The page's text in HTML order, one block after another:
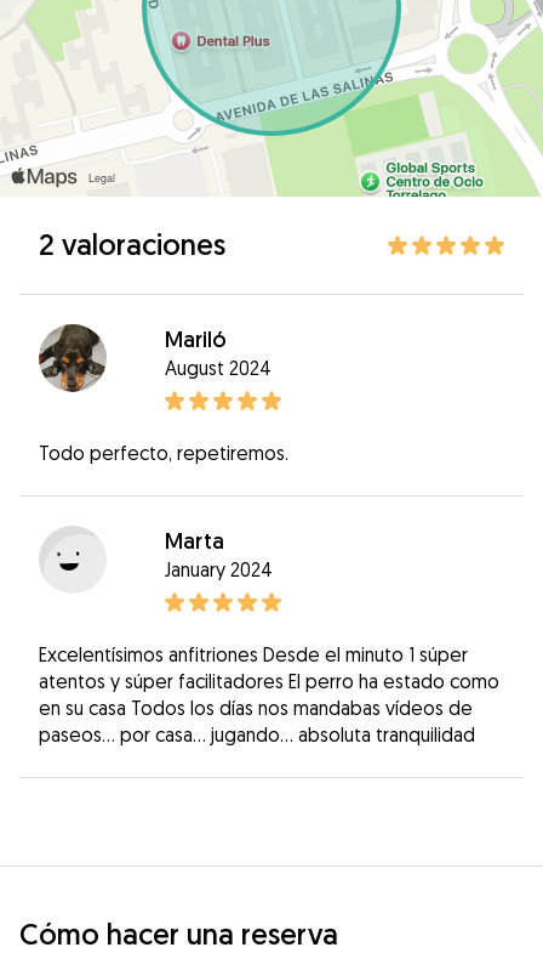
2 valoraciones
Mariló
August 2024
Todo perfecto, repetiremos.
Marta
January 2024
Excelentísimos anfitriones Desde el minuto 1 súper
atentos y súper facilitadores El perro ha estado como
en su casa Todos los días nos mandabas vídeos de
paseos… por casa… jugando… absoluta tranquilidad
Cómo hacer una reserva